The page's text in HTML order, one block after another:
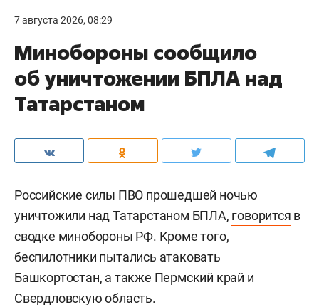
7 августа 2026, 08:29
Минобороны сообщило
об уничтожении БПЛА над
Татарстаном
Российские силы ПВО прошедшей ночью
уничтожили над Татарстаном БПЛА, говорится в
сводке минобороны РФ. Кроме того,
беспилотники пытались атаковать
Башкортостан, а также Пермский край и
Свердловскую область.